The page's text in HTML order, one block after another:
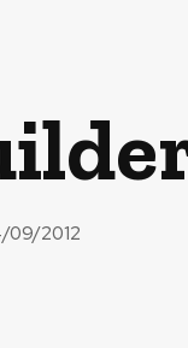
09/2012